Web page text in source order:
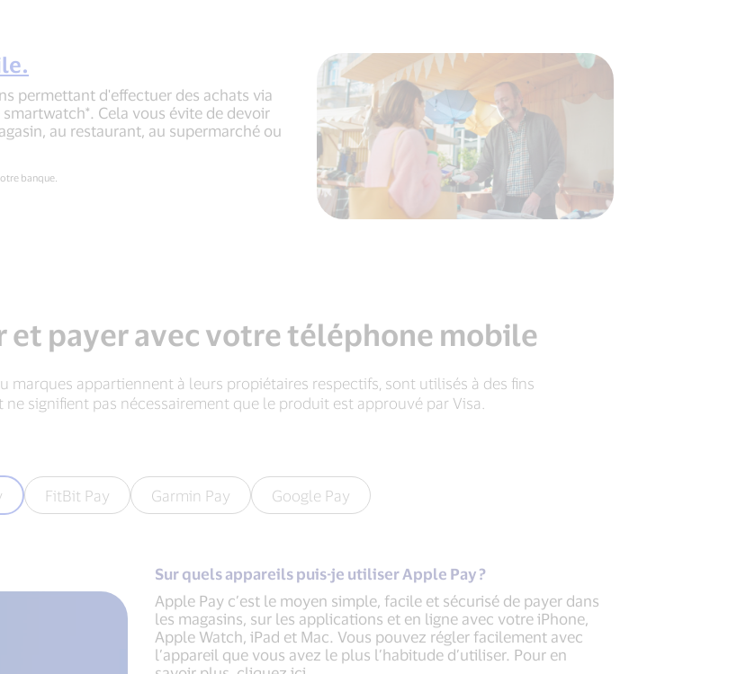
permettant d'effectuer des achats via
Cela vous évite de devoir
au restaurant, au supermarché ou
banque.
payer avec votre téléphone mobile
marques appartiennent à leurs propiétaires respectifs, sont utilisés à des fins
signifient pas nécessairement que le produit est approuvé par Visa.
FitBit Pay Garmin Pay Google Pay
Sur quels appareils puis-je utiliser Apple Pay ?
Apple Pay c’est le moyen simple, facile et sécurisé de payer dans
les magasins, sur les applications et en ligne avec votre iPhone,
Apple Watch, iPad et Mac. Vous pouvez régler facilement avec
l’appareil que vous avez le plus l’habitude d’utiliser. Pour en